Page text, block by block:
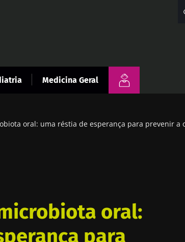
Medicina Geral
oral: uma réstia de esperança para prevenir a
oral:
para